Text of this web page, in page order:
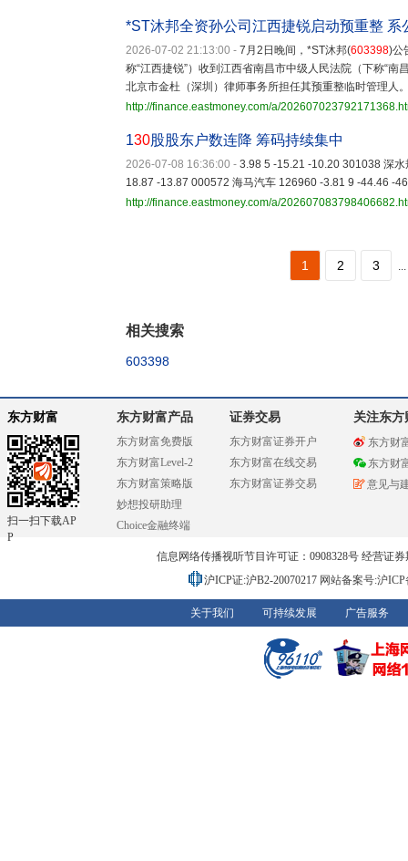
*ST沐邦全资孙公司江西捷锐启动预重整 系
2026-07-02 21:13:00 - 7月2日晚间，*ST沐邦(603398)公
称“江西捷锐”）收到江西省南昌市中级人民法院（下称“
北京市金杜（深圳）律师事务所担任其预重整临时管理人
http://finance.eastmoney.com/a/
130股股东户数连降 筹码持续集中
2026-07-08 16:36:00 - 3.98 5 -15.21 -10.20 301038 深
18.87 -13.87 000572 海马汽车 126960 -3.81 9 -44.46 -
http://finance.eastmoney.com/a/
1 2 3 ...
相关搜索
603398
东方财富
扫一扫下载AP
P
东方财富产品
东方财富免费版
东方财富Level-2
东方财富策略版
妙想投研助理
Choice金融终端
证券交易
东方财富证券开户
东方财富在线交易
东方财富证券交易
关注东方
东方财
东方财
意见与
信息网络传播视听节目许可证：0908328号 经营证
沪ICP证:沪B2-20070217 网站备案号:沪
关于我们 可持续发展 广告服务